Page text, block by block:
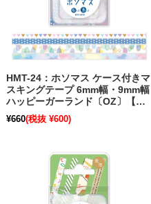
HMT-24：ホソマス ケース付きマ
スキングテープ 6mm幅・9mm幅
ハッピーガーランド〔OZ〕【ポ
スト便不可】
¥660(税抜 ¥600)